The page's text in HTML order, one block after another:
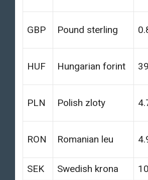
GBP Pound sterling
HUF Hungarian forint
PLN Polish zloty
RON Romanian leu
SEK Swedish krona